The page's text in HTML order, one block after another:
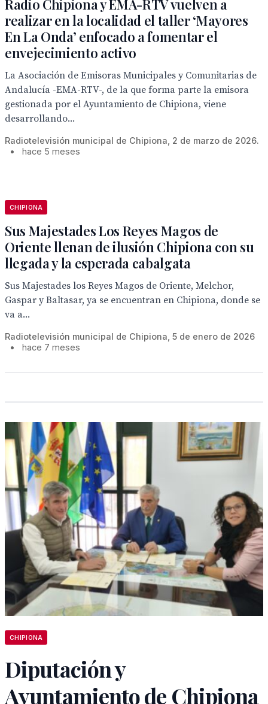
Radio Chipiona y EMA-RTV vuelven a
realizar en la localidad el taller ‘Mayores
En La Onda’ enfocado a fomentar el
envejecimiento activo
La Asociación de Emisoras Municipales y Comunitarias de
Andalucía -EMA-RTV-, de la que forma parte la emisora
gestionada por el Ayuntamiento de Chipiona, viene
desarrollando...
Radiotelevisión municipal de Chipiona, 2 de marzo de 2026.
•
hace 5 meses
CHIPIONA
Sus Majestades Los Reyes Magos de
Oriente llenan de ilusión Chipiona con su
llegada y la esperada cabalgata
Sus Majestades los Reyes Magos de Oriente, Melchor,
Gaspar y Baltasar, ya se encuentran en Chipiona, donde se
va a...
Radiotelevisión municipal de Chipiona, 5 de enero de 2026
•
hace 7 meses
CHIPIONA
Diputación y
Ayuntamiento de Chipiona